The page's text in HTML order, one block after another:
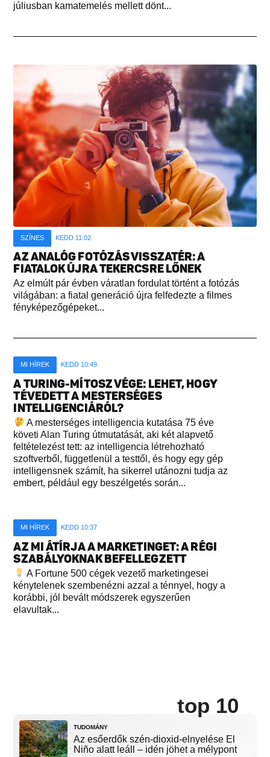
júliusban kamatemelés mellett dönt...
SZÍNES KEDD 11:02
AZ ANALÓG FOTÓZÁS VISSZATÉR: A
FIATALOK ÚJRA TEKERCSRE LŐNEK
Az elmúlt pár évben váratlan fordulat történt a fotózás
világában: a fiatal generáció újra felfedezte a filmes
fényképezőgépeket...
MI HÍREK KEDD 10:49
A TURING-MÍTOSZ VÉGE: LEHET, HOGY
TÉVEDETT A MESTERSÉGES
INTELLIGENCIÁRÓL?
A mesterséges intelligencia kutatása 75 éve
követi Alan Turing útmutatását, aki két alapvető
feltételezést tett: az intelligencia létrehozható
szoftverből, függetlenül a testtől, és hogy egy gép
intelligensnek számít, ha sikerrel utánozni tudja az
embert, például egy beszélgetés során...
MI HÍREK KEDD 10:37
AZ MI ÁTÍRJA A MARKETINGET: A RÉGI
SZABÁLYOKNAK BEFELLEGZETT
A Fortune 500 cégek vezető marketingesei
kénytelenek szembenézni azzal a ténnyel, hogy a
korábbi, jól bevált módszerek egyszerűen
elavultak...
top 10
TUDOMÁNY
Az esőerdők szén-dioxid-elnyelése El
Niño alatt leáll – idén jöhet a mélypont